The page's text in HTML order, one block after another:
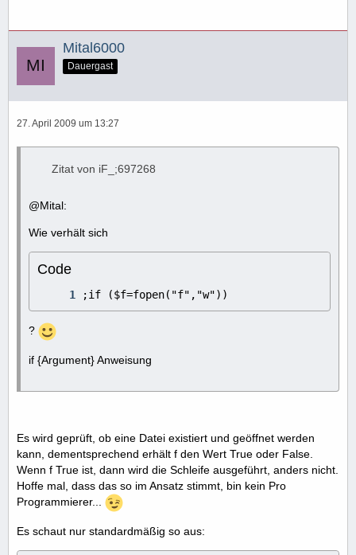
Mital6000
Dauergast
27. April 2009 um 13:27
Zitat von iF_;697268
@Mital:
Wie verhält sich
Code
;if ($f=fopen("f","w"))
?
if {Argument} Anweisung
Es wird geprüft, ob eine Datei existiert und geöffnet werden
kann, dementsprechend erhält f den Wert True oder False.
Wenn f True ist, dann wird die Schleife ausgeführt, anders nicht.
Hoffe mal, dass das so im Ansatz stimmt, bin kein Pro
Programmierer...
Es schaut nur standardmäßig so aus: